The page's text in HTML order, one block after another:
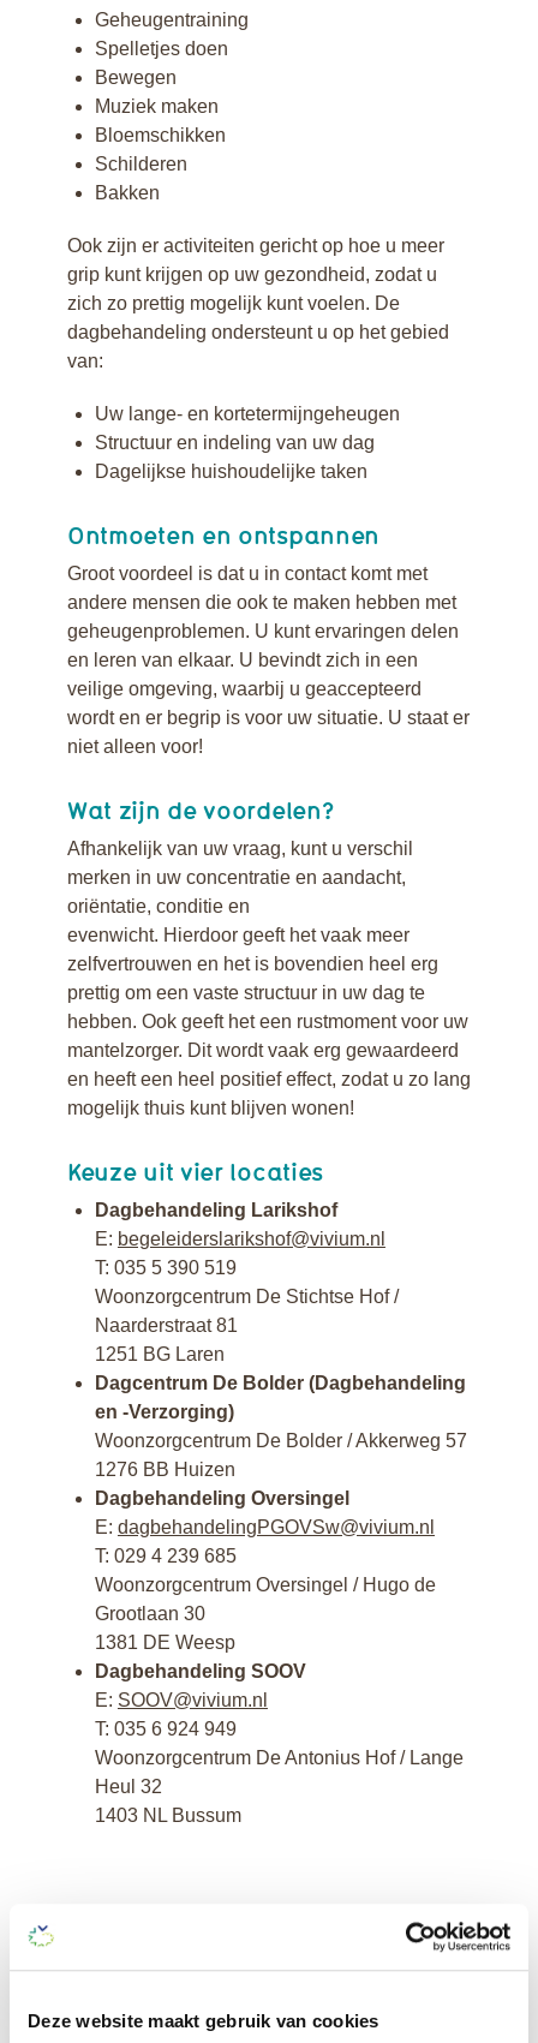
Deze website maakt gebruik van cookies
Geheugentraining
Spelletjes doen
Bewegen
Muziek maken
Bloemschikken
Schilderen
Bakken
Ook zijn er activiteiten gericht op hoe u meer
grip kunt krijgen op uw gezondheid, zodat u
zich zo prettig mogelijk kunt voelen. De
dagbehandeling ondersteunt u op het gebied
van:
Uw lange- en kortetermijngeheugen
Structuur en indeling van uw dag
Dagelijkse huishoudelijke taken
Ontmoeten en ontspannen
Groot voordeel is dat u in contact komt met
andere mensen die ook te maken hebben met
geheugenproblemen. U kunt ervaringen delen
en leren van elkaar. U bevindt zich in een
veilige omgeving, waarbij u geaccepteerd
wordt en er begrip is voor uw situatie. U staat er
niet alleen voor!
Wat zijn de voordelen?
Afhankelijk van uw vraag, kunt u verschil
merken in uw concentratie en aandacht,
oriëntatie, conditie en
evenwicht. Hierdoor geeft het vaak meer
zelfvertrouwen en het is bovendien heel erg
prettig om een vaste structuur in uw dag te
hebben. Ook geeft het een rustmoment voor uw
mantelzorger. Dit wordt vaak erg gewaardeerd
en heeft een heel positief effect, zodat u zo lang
mogelijk thuis kunt blijven wonen!
Keuze uit vier locaties
Dagbehandeling Larikshof
E: begeleiderslarikshof@vivium.nl
T: 035 5 390 519
Woonzorgcentrum De Stichtse Hof /
Naarderstraat 81
1251 BG Laren
Dagcentrum De Bolder (Dagbehandeling
en -Verzorging)
Woonzorgcentrum De Bolder / Akkerweg 57
1276 BB Huizen
Dagbehandeling Oversingel
E: dagbehandelingPGOVSw@vivium.nl
T: 029 4 239 685
Woonzorgcentrum Oversingel / Hugo de
Grootlaan 30
1381 DE Weesp
Dagbehandeling SOOV
E: SOOV@vivium.nl
T: 035 6 924 949
Woonzorgcentrum De Antonius Hof / Lange
Heul 32
1403 NL Bussum
Voor de dagbehandeling in Laren, Huizen,
voor begeleiding of behandeling in